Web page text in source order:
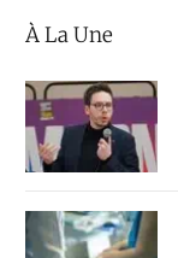
À La Une